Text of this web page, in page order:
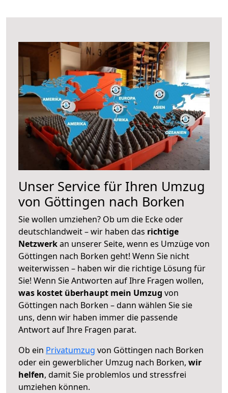
Unser Service für Ihren Umzug
von Göttingen nach Borken
Sie wollen umziehen? Ob um die Ecke oder
deutschlandweit – wir haben das richtige
Netzwerkan unserer Seite, wenn es Umzüge von
Göttingen nach Borken geht! Wenn Sie nicht
weiterwissen – haben wir die richtige Lösung für
Sie! Wenn Sie Antworten auf Ihre Fragen wollen,
was kostet überhaupt mein Umzug von
Göttingen nach Borken – dann wählen Sie sie
uns, denn wir haben immer die passende
Antwort auf Ihre Fragen parat.
Ob ein Privatumzug von Göttingen nach Borken
oder ein gewerblicher Umzug nach Borken, wir
helfen, damit Sie problemlos und stressfrei
umziehen können.